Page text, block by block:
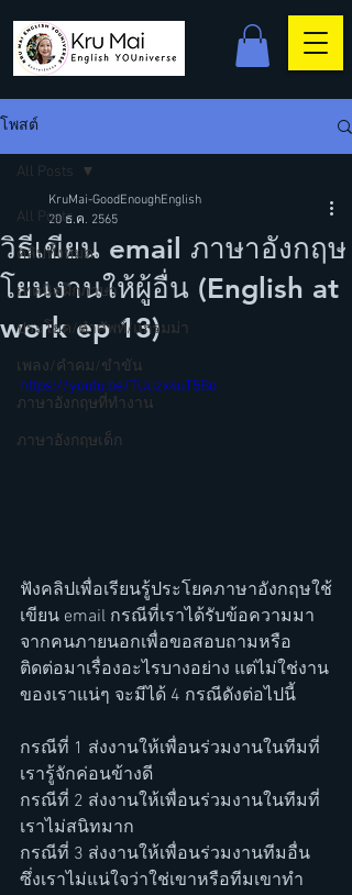
โพสต์
All Posts
คลิปทั้งหมด
เทคนิคฝึกภาษา
ประโยค/คำศัพท์/แกรมม่า
เพลง/คำคม/ขำขัน
ภาษาอังกฤษที่ทำงาน
ภาษาอังกฤษเด็ก
All Posts
วิธีเขียน email ภาษาอังกฤษ
โยนงานให้ผู้อื่น (English at
work ep 13)
KruMai-GoodEnoughEnglish
20 ธ.ค. 2565
https://youtu.be/TUuzx4uT5Bo
ฟังคลิปเพื่อเรียนรู้ประโยคภาษาอังกฤษใช้
เขียน email กรณีที่เราได้รับข้อความมา
จากคนภายนอกเพื่อขอสอบถามหรือ
ติดต่อมาเรื่องอะไรบางอย่าง แต่ไม่ใช่งาน
ของเราแน่ๆ จะมีได้ 4 กรณีดังต่อไปนี้
กรณีที่ 1 ส่งงานให้เพื่อนร่วมงานในทีมที่
เรารู้จักค่อนข้างดี
กรณีที่ 2 ส่งงานให้เพื่อนร่วมงานในทีมที่
เราไม่สนิทมาก
กรณีที่ 3 ส่งงานให้เพื่อนร่วมงานทีมอื่น
ซึ่งเราไม่แน่ใจว่าใช่เขาหรือทีมเขาทำ